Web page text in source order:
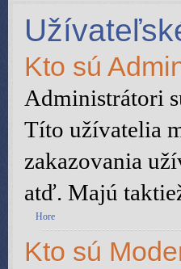
Kto sú
Administrátori
Títo užívatelia
zakazovania
atď. Majú
Hore
Kto sú